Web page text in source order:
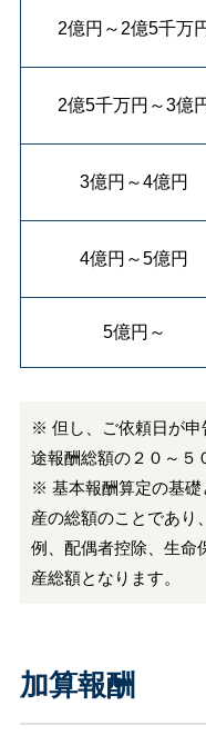
2億円 ～ 2億5千万
2億5千万円 ～3億
3億円 ～4億円
4億円 ～ 5億円
5億円 ～
※ 但し、ご依頼日が申
途報酬総額の２０～５
※ 基本報酬算定の基礎
産の総額のことであり
例、配偶者控除、生命
産総額となります。
加算報酬